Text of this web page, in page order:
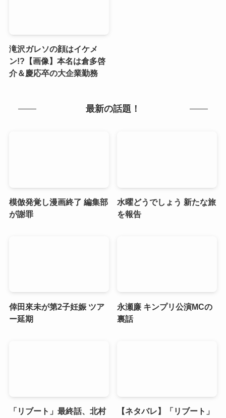
滝沢ガレソの顔はイケメ
ン!?【画像】本名は倉多啓
介＆慶応卒の大企業勤務
最新の話題！
模倣発覚し漫画終了 編集部
が謝罪
水曜どうでしょう 新たな旅
を報告
倖田來未が第2子妊娠 ツア
ー延期
永瀬廉 キンプリ公演MCの
裏話
「リブート」最終話、北村
【ネタバレ】「リブート」